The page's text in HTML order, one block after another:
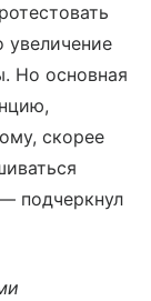
увеличение
Но основная
скорее
подчеркнул